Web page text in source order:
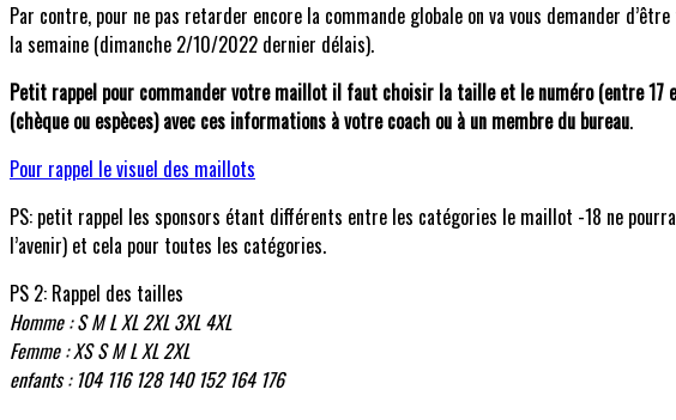
Par contre, pour ne pas retarder encore la commande globale on va vous demander
la semaine (dimanche 2/10/2022 dernier délais).
Petit rappel pour commander votre maillot il faut choisir la taille et le numéro (entre
(chèque ou espèces) avec ces informations à votre coach ou à un membre du bureau.
Pour rappel le visuel des maillots
PS: petit rappel les sponsors étant différents entre les catégories le maillot -18 ne
l’avenir) et cela pour toutes les catégories.
PS 2: Rappel des tailles
Homme : S M L XL 2XL 3XL 4XL
Femme : XS S M L XL 2XL
enfants : 104 116 128 140 152 164 176